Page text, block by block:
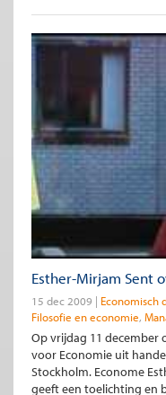
Esther-Mirjam Sent
15 dec 2009 Economisch
Filosofie en economie
Op vrijdag 11 december
voor Economie uit
Stockholm. Econome
geeft een toelichting en